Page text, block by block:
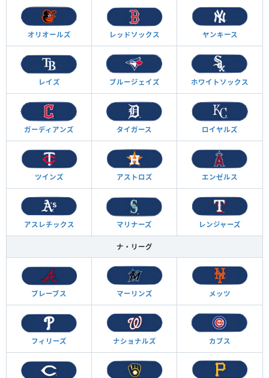
オリオールズ レッドソックス ヤンキース
レイズ ブルージェイズ ホワイトソックス
ガーディアンズ タイガース ロイヤルズ
ツインズ アストロズ エンゼルス
アスレチックス マリナーズ レンジャーズ
ナ・リーグ
ブレーブス マーリンズ メッツ
フィリーズ ナショナルズ カブス